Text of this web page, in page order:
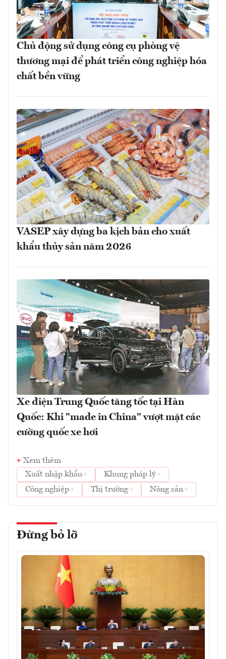
Chủ động sử dụng công cụ phòng vệ
thương mại để phát triển công nghiệp hóa
chất bền vững
VASEP xây dựng ba kịch bản cho xuất
khẩu thủy sản năm 2026
Xe điện Trung Quốc tăng tốc tại Hàn
Quốc: Khi "made in China" vượt mặt các
cường quốc xe hơi
Xem thêm
Xuất nhập khẩu
Khung pháp lý
Công nghiệp
Thị trường Nông sản
Đừng bỏ lỡ